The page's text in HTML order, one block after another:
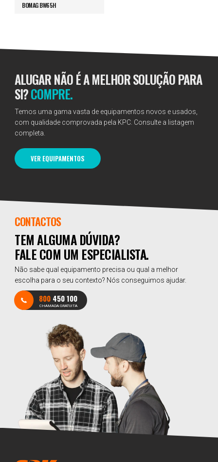
BOMAG BW65H
ALUGAR NÃO É A MELHOR SOLUÇÃO PARA
SI?COMPRE.
Temos uma gama vasta de equipamentos novos e usados,
com qualidade comprovada pela KPC. Consulte a listagem
completa.
VER EQUIPAMENTOS
CONTACTOS
TEM ALGUMA DÚVIDA?
FALE COM UM ESPECIALISTA.
Não sabe qual equipamento precisa ou qual a melhor
escolha para o seu contexto? Nós conseguimos ajudar.
800 450 100
CHAMADA GRATUITA